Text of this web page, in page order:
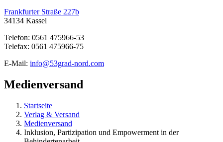
Frankfurter Straße 227b
34134 Kassel
Telefon: 0561 475966-53
Telefax: 0561 475966-75
E-Mail: info@53grad-nord.com
Medienversand
Startseite
Verlag & Versand
Medienversand
Inklusion, Partizipation und Empowerment in der